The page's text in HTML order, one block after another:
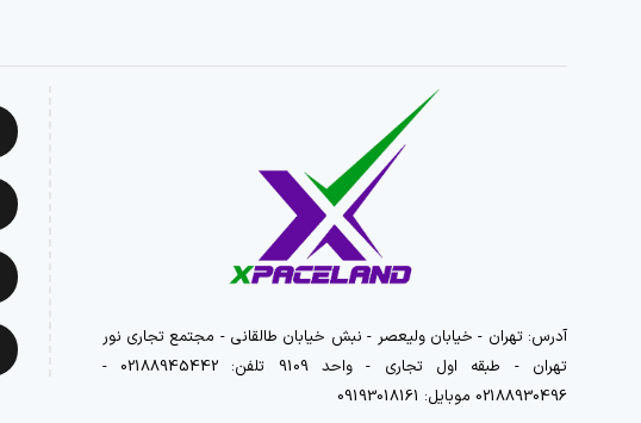
آدرس: تهران - خیابان ولیعصر - نبش خیابان طالقانی - مجتمع تجاری نور
تهران - طبقه اول تجاری - واحد 9109 تلفن: 02188945442 -
02188930496 موبایل: 09193018161